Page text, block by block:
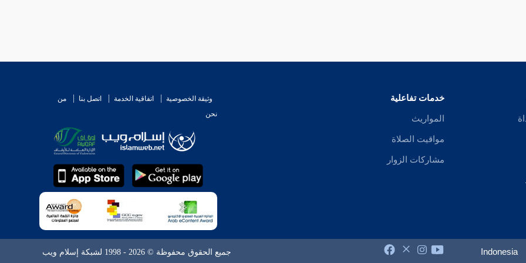
خدمات تفاعلية
المواريث
مواقيت الصلاة
مشاركات الزوار
وثيقة الخصوصية اتفاقية الخدمة اتصل بنا
من
نحن
Indonesia جميع الحقوق محفوظة © 2026 - 1998 لشبكة إسلام ويب